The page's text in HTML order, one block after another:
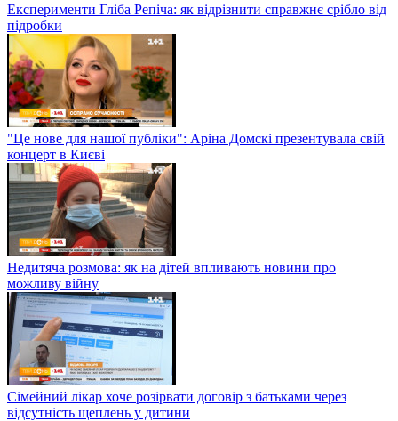
Експерименти Гліба Репіча: як відрізнити справжнє срібло від
підробки
"Це нове для нашої публіки": Аріна Домскі презентувала свій
концерт в Києві
Недитяча розмова: як на дітей впливають новини про
можливу війну
Сімейний лікар хоче розірвати договір з батьками через
відсутність щеплень у дитини